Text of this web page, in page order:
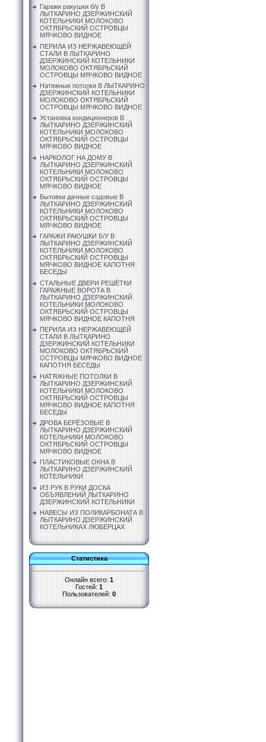
Гаражи ракушки б/у В
ЛЫТКАРИНО ДЗЕРЖИНСКИЙ
КОТЕЛЬНИКИ МОЛОКОВО
ОКТЯБРЬСКИЙ ОСТРОВЦЫ
МЯЧКОВО ВИДНОЕ
ПЕРИЛА ИЗ НЕРЖАВЕЮЩЕЙ
СТАЛИ В ЛЫТКАРИНО
ДЗЕРЖИНСКИЙ КОТЕЛЬНИКИ
МОЛОКОВО ОКТЯБРЬСКИЙ
ОСТРОВЦЫ МЯЧКОВО ВИДНОЕ
Натяжные потолки В ЛЫТКАРИНО
ДЗЕРЖИНСКИЙ КОТЕЛЬНИКИ
МОЛОКОВО ОКТЯБРЬСКИЙ
ОСТРОВЦЫ МЯЧКОВО ВИДНОЕ
Установка кондиционеров В
ЛЫТКАРИНО ДЗЕРЖИНСКИЙ
КОТЕЛЬНИКИ МОЛОКОВО
ОКТЯБРЬСКИЙ ОСТРОВЦЫ
МЯЧКОВО ВИДНОЕ
НАРКОЛОГ НА ДОМУ В
ЛЫТКАРИНО ДЗЕРЖИНСКИЙ
КОТЕЛЬНИКИ МОЛОКОВО
ОКТЯБРЬСКИЙ ОСТРОВЦЫ
МЯЧКОВО ВИДНОЕ
Бытовки дачные садовые В
ЛЫТКАРИНО ДЗЕРЖИНСКИЙ
КОТЕЛЬНИКИ МОЛОКОВО
ОКТЯБРЬСКИЙ ОСТРОВЦЫ
МЯЧКОВО ВИДНОЕ
ГАРАЖИ РАКУШКИ Б/У В
ЛЫТКАРИНО ДЗЕРЖИНСКИЙ
КОТЕЛЬНИКИ МОЛОКОВО
ОКТЯБРЬСКИЙ ОСТРОВЦЫ
МЯЧКОВО ВИДНОЕ КАПОТНЯ
БЕСЕДЫ
СТАЛЬНЫЕ ДВЕРИ РЕШЁТКИ
ГАРАЖНЫЕ ВОРОТА В
ЛЫТКАРИНО ДЗЕРЖИНСКИЙ
КОТЕЛЬНИКИ МОЛОКОВО
ОКТЯБРЬСКИЙ ОСТРОВЦЫ
МЯЧКОВО ВИДНОЕ КАПОТНЯ
ПЕРИЛА ИЗ НЕРЖАВЕЮЩЕЙ
СТАЛИ В ЛЫТКАРИНО
ДЗЕРЖИНСКИЙ КОТЕЛЬНИКИ
МОЛОКОВО ОКТЯБРЬСКИЙ
ОСТРОВЦЫ МЯЧКОВО ВИДНОЕ
КАПОТНЯ БЕСЕДЫ
НАТЯЖНЫЕ ПОТОЛКИ В
ЛЫТКАРИНО ДЗЕРЖИНСКИЙ
КОТЕЛЬНИКИ МОЛОКОВО
ОКТЯБРЬСКИЙ ОСТРОВЦЫ
МЯЧКОВО ВИДНОЕ КАПОТНЯ
БЕСЕДЫ
ДРОВА БЕРЁЗОВЫЕ В
ЛЫТКАРИНО ДЗЕРЖИНСКИЙ
КОТЕЛЬНИКИ МОЛОКОВО
ОКТЯБРЬСКИЙ ОСТРОВЦЫ
МЯЧКОВО ВИДНОЕ
ПЛАСТИКОВЫЕ ОКНА В
ЛЫТКАРИНО ДЗЕРЖИНСКИЙ
КОТЕЛЬНИКИ
ИЗ РУК В РУКИ ДОСКА
ОБЪЯВЛЕНИЙ ЛЫТКАРИНО
ДЗЕРЖИНСКИЙ КОТЕЛЬНИКИ
НАВЕСЫ ИЗ ПОЛИКАРБОНАТА В
ЛЫТКАРИНО ДЗЕРЖИНСКИЙ
КОТЕЛЬНИКАХ ЛЮБЕРЦАХ
Статистика
Онлайн всего: 1
Гостей: 1
Пользователей: 0